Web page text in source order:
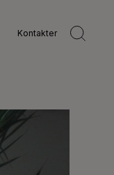
Kontakter